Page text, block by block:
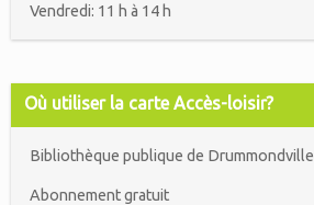
Vendredi: 11 h à 14 h
Où utiliser la carte Accès-loisir?
Bibliothèque publique de Drummondville
Abonnement gratuit